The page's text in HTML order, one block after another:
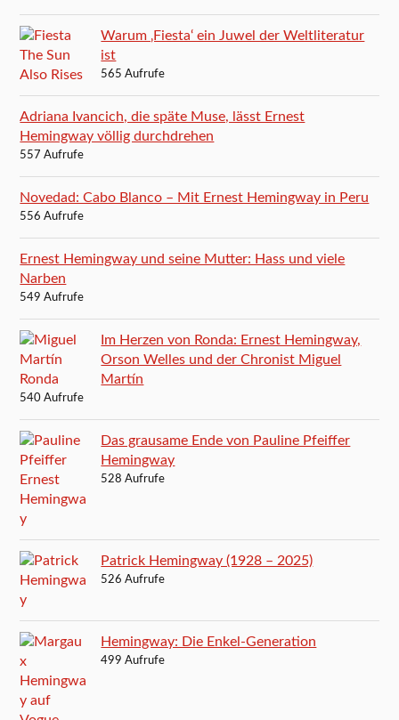
Warum ‚Fiesta‘ ein Juwel der Weltliteratur
ist
565 Aufrufe
Adriana Ivancich, die späte Muse, lässt Ernest
Hemingway völlig durchdrehen
557 Aufrufe
Novedad: Cabo Blanco – Mit Ernest Hemingway in Peru
556 Aufrufe
Ernest Hemingway und seine Mutter: Hass und viele
Narben
549 Aufrufe
Im Herzen von Ronda: Ernest Hemingway,
Orson Welles und der Chronist Miguel
Martín
540 Aufrufe
Das grausame Ende von Pauline Pfeiffer
Hemingway
528 Aufrufe
Patrick Hemingway (1928 – 2025)
526 Aufrufe
Hemingway: Die Enkel-Generation
499 Aufrufe